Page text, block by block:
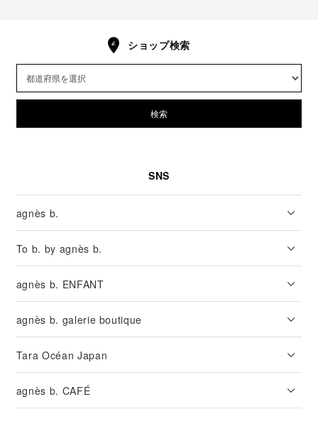
ショップ検索
検索
SNS
agnès b.
To b. by agnès b.
agnès b. ENFANT
agnès b. galerie boutique
Tara Océan Japan
agnès b. CAFÉ